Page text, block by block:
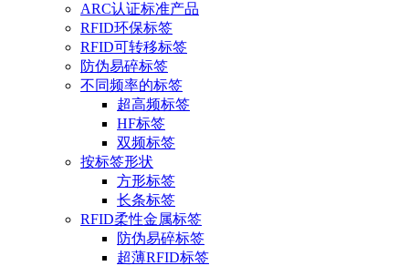
ARC认证标准产品
RFID环保标签
RFID可转移标签
防伪易碎标签
不同频率的标签
超高频标签
HF标签
双频标签
按标签形状
方形标签
长条标签
RFID柔性金属标签
防伪易碎标签
超薄RFID标签